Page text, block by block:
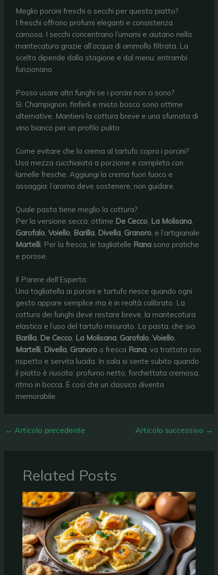
Meglio porcini freschi o secchi per questo piatto?
I freschi offrono profumi eleganti e consistenza
carnosa. I secchi concentrano l’umami e aiutano nella
mantecatura grazie all’acqua di ammollo filtrata. La
scelta dipende dalla stagione e dal menu: entrambi
funzionano.
Posso usare altri funghi se i porcini non ci sono?
Sì. Champignon, finferli e misto bosco sono ottime
alternative. Mantieni la cottura breve e una sfumata di
vino bianco per un profilo pulito.
Come evitare che la crema al tartufo copra i porcini?
Usa mezza cucchiaiata a porzione e completa con
lamelle fresche. Aggiungi la crema fuori fuoco e
assaggia: l’aroma deve sostenere, non guidare.
Quale pasta tiene meglio la cottura?
Per la versione secca, ottime De Cecco, La Molisana,
Garofalo,Voiello, Barilla, Divella, Granoro, e l’artigianale
Martelli. Per la fresca, le tagliatelle Rana sono pratiche
e porose.
Il Parere dell’Esperto:
Una tagliatella ai porcini e tartufo riesce quando ogni
gesto appare semplice ma è in realtà calibrato. La
cottura dei funghi deve restare breve, la mantecatura
elastica e l’uso del tartufo misurato. La pasta, che sia
Barilla, De Cecco, La Molisana, Garofalo,Voiello,
Martelli, Divella, Granoro o fresca Rana, va trattata con
rispetto e servita lucida. In sala si sente subito quando
il piatto è riuscito: profumo netto, forchettata cremosa,
ritmo in bocca. È così che un classico diventa
memorabile.
← Articolo precedente Articolo successivo →
Related Posts